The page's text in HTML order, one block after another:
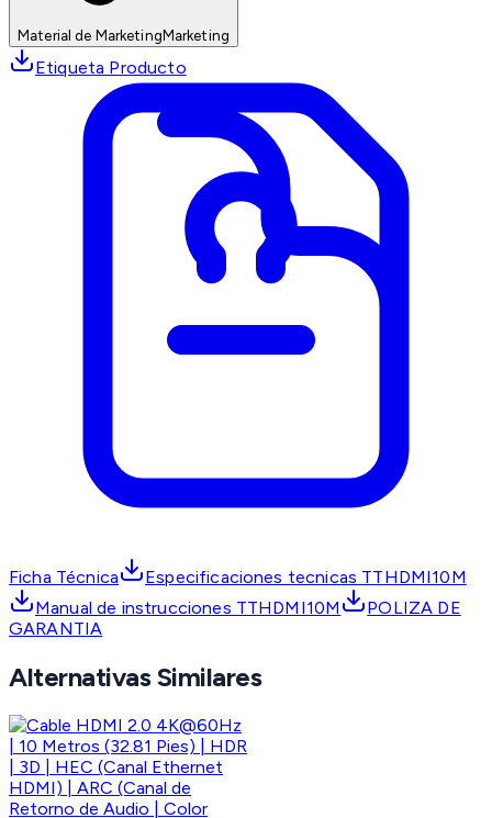
Material de MarketingMarketing
Etiqueta Producto
Ficha Técnica
Especificaciones tecnicas TTHDMI10M
Manual de instrucciones TTHDMI10M
POLIZA DE
GARANTIA
Alternativas Similares